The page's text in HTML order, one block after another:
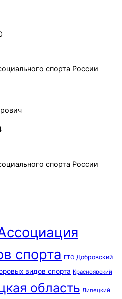
спорта России
спорта России
спорта ГТО Добровский
видов спорта Красноярский
область Липецкий